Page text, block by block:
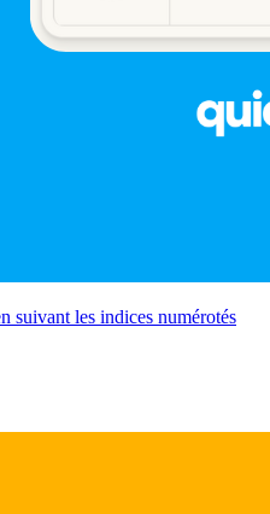
suivant les indices numérotés